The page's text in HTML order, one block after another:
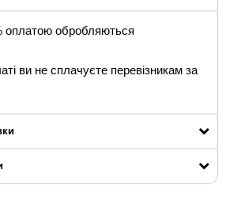
оплатою обробляються
ви не сплачуєте перевізникам за